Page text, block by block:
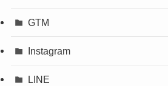
GTM
Instagram
LINE